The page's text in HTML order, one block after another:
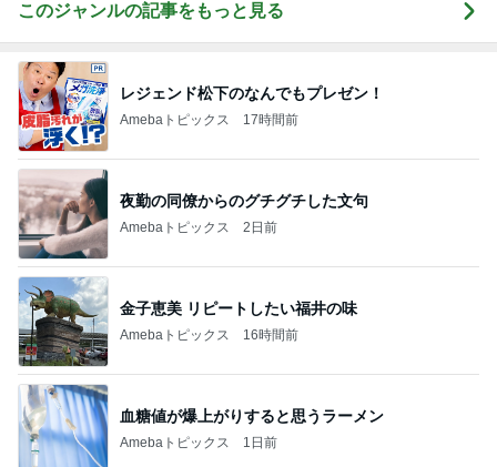
このジャンルの記事をもっと見る
レジェンド松下のなんでもプレゼン！
Amebaトピックス 17時間前
夜勤の同僚からのグチグチした文句
Amebaトピックス 2日前
金子恵美 リピートしたい福井の味
Amebaトピックス 16時間前
血糖値が爆上がりすると思うラーメン
Amebaトピックス 1日前